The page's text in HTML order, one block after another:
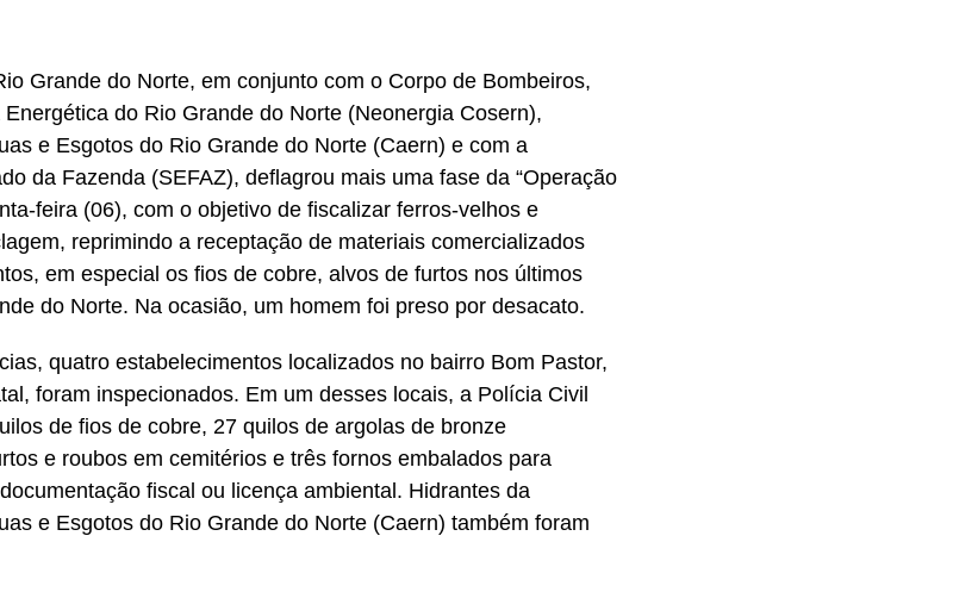
Grande do Norte, em conjunto com o Corpo de Bombeiros,
do Rio Grande do Norte (Neonergia Cosern),
e Esgotos do Rio Grande do Norte (Caern) e com a
da Fazenda (SEFAZ), deflagrou mais uma fase da “Operação
feira (06), com o objetivo de fiscalizar ferros-velhos e
reprimindo a receptação de materiais comercializados
em especial os fios de cobre, alvos de furtos nos últimos
do Norte. Na ocasião, um homem foi preso por desacato.
quatro estabelecimentos localizados no bairro Bom Pastor,
foram inspecionados. Em um desses locais, a Polícia Civil
de fios de cobre, 27 quilos de argolas de bronze
e roubos em cemitérios e três fornos embalados para
fiscal ou licença ambiental. Hidrantes da
e Esgotos do Rio Grande do Norte (Caern) também foram